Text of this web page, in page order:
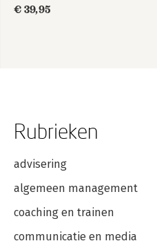
€ 39,95
Rubrieken
advisering
algemeen management
coaching en trainen
communicatie en media